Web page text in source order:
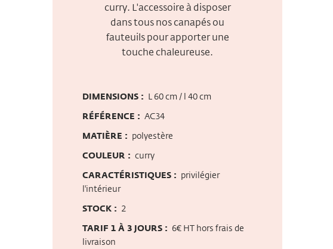
curry. L'accessoire à disposer
dans tous nos canapés ou
fauteuils pour apporter une
touche chaleureuse.
DIMENSIONS : L 60 cm / l 40 cm
RÉFÉRENCE : AC34
MATIÈRE : polyestère
COULEUR : curry
CARACTÉRISTIQUES : privilégier
l'intérieur
STOCK : 2
TARIF 1 À 3 JOURS : 6€ HT hors frais de
livraison